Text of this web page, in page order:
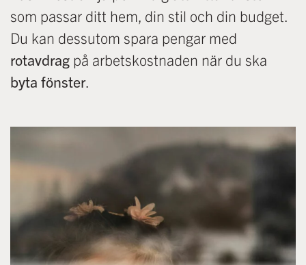
som passar ditt hem, din stil och din budget.
Du kan dessutom spara pengar med
rotavdrag på arbetskostnaden när du ska
byta fönster.